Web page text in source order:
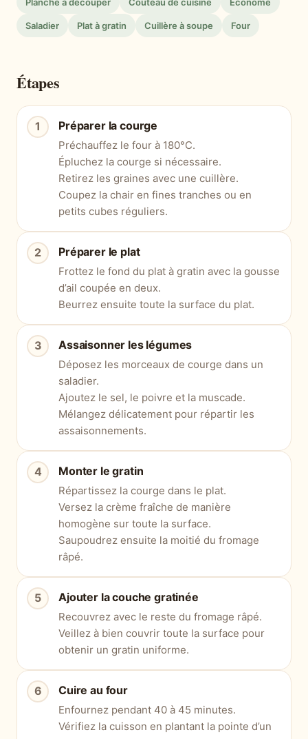
Saladier Plat à gratin Cuillère à soupe Four
Étapes
Préparer la courge
Préchauffez le four à 180°C.
Épluchez la courge si nécessaire.
Retirez les graines avec une cuillère.
Coupez la chair en fines tranches ou en
petits cubes réguliers.
Préparer le plat
Frottez le fond du plat à gratin avec la gousse
d’ail coupée en deux.
Beurrez ensuite toute la surface du plat.
Assaisonner les légumes
Déposez les morceaux de courge dans un
saladier.
Ajoutez le sel, le poivre et la muscade.
Mélangez délicatement pour répartir les
assaisonnements.
Monter le gratin
Répartissez la courge dans le plat.
Versez la crème fraîche de manière
homogène sur toute la surface.
Saupoudrez ensuite la moitié du fromage
râpé.
Ajouter la couche gratinée
Recouvrez avec le reste du fromage râpé.
Veillez à bien couvrir toute la surface pour
obtenir un gratin uniforme.
Cuire au four
Enfournez pendant 40 à 45 minutes.
Vérifiez la cuisson en plantant la pointe d’un